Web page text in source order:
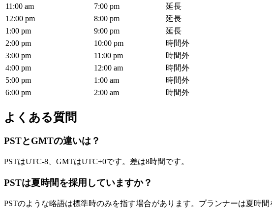
11 :00 am 7:00 pm
延長
12:00 pm 8:00 pm
延長
1 :00 pm 9:00 pm
延長
2:00 pm 10:00 pm
時間外
3:00 pm 11 :00 pm
時間外
4:00 pm 12:00 am
時間外
5:00 pm 1 :00 am
時間外
6:00 pm 2:00 am 時間外
よくある質問
PSTとGMTの違いは？
PSTはUTC-8、GMTはUTC+0です。差は8時間です。
PSTは夏時間を採用していますか？
PSTのような略語は標準時のみを指す場合があります。プランナーは夏時間